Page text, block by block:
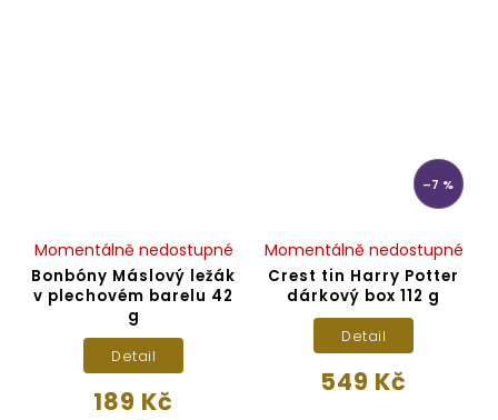
Bonbóny Máslový ležák
v plechovém barelu 42
g
Momentálně nedostupné
189 Kč
Detail
–7 %
Crest tin Harry Potter
dárkový box 112 g
Momentálně nedostupné
549 Kč
Detail